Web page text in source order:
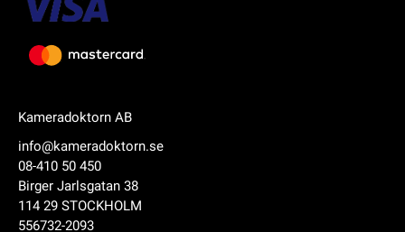
Kameradoktorn AB
info@kameradoktorn.se
08-410 50 450
Birger Jarlsgatan 38
114 29 STOCKHOLM
556732-2093